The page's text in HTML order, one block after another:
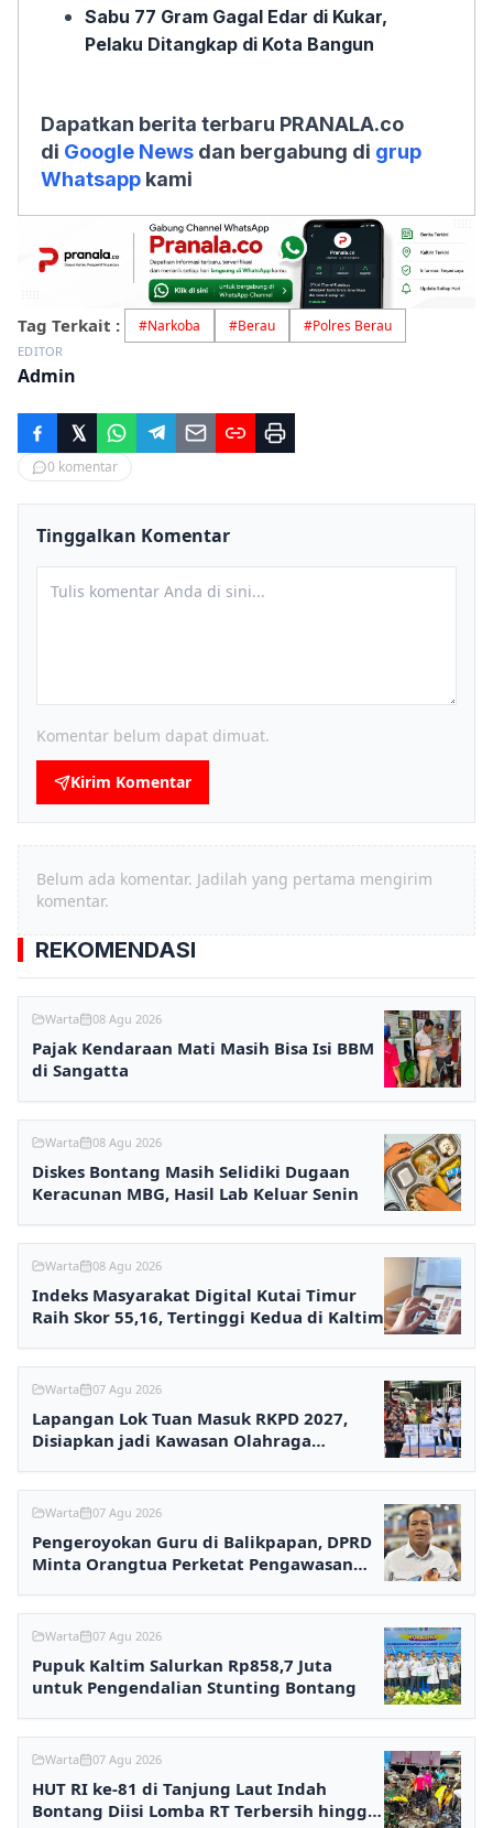
Sabu 77 Gram Gagal Edar di Kukar,
Pelaku Ditangkap di Kota Bangun
Dapatkan berita terbaru PRANALA.co
di Google News dan bergabung di grup
Whatsapp kami
Tag Terkait : #Narkoba #Berau #Polres Berau
EDITOR
Admin
0 komentar
Tinggalkan Komentar
Komentar belum dapat dimuat.
Kirim Komentar
Belum ada komentar. Jadilah yang pertama mengirim
komentar.
REKOMENDASI
Warta 08 Agu 2026
Pajak Kendaraan Mati Masih Bisa Isi BBM
di Sangatta
Warta 08 Agu 2026
Diskes Bontang Masih Selidiki Dugaan
Keracunan MBG, Hasil Lab Keluar Senin
Warta 08 Agu 2026
Indeks Masyarakat Digital Kutai Timur
Raih Skor 55,16, Tertinggi Kedua di Kaltim
Warta 07 Agu 2026
Lapangan Lok Tuan Masuk RKPD 2027,
Disiapkan jadi Kawasan Olahraga
Warta 07 Agu 2026
Pengeroyokan Guru di Balikpapan, DPRD
Minta Orangtua Perketat Pengawasan
Warta 07 Agu 2026
Pupuk Kaltim Salurkan Rp858,7 Juta
untuk Pengendalian Stunting Bontang
Warta 07 Agu 2026
HUT RI ke-81 di Tanjung Laut Indah
Bontang Diisi Lomba RT Terbersih hingga